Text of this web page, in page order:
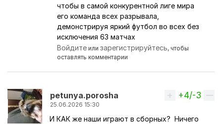
чтобы в самой конкурентной лиге мира
его команда всех разрывала,
демонстрируя яркий футбол во всех без
исключения 63 матчах
Войдите илизарегистрируйтесь, чтобы
оставлять комментарии
petunya.porosha
25.06.2026 15:30
Вверх
+4/-3
И КАК же наши играют в сборных? Ничего